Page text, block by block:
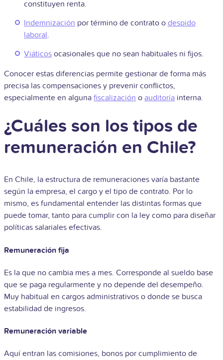
constituyen renta.
Indemnización por término de contrato o despido
laboral.
Viáticos ocasionales que no sean habituales ni fijos.
Conocer estas diferencias permite gestionar de forma más
precisa las compensaciones y prevenir conflictos,
especialmente en alguna fiscalización o auditoría interna.
¿Cuáles son los tipos de
remuneración en Chile?
En Chile, la estructura de remuneraciones varía bastante
según la empresa, el cargo y el tipo de contrato. Por lo
mismo, es fundamental entender las distintas formas que
puede tomar, tanto para cumplir con la ley como para diseñar
políticas salariales efectivas.
Remuneración fija
Es la que no cambia mes a mes. Corresponde al sueldo base
que se paga regularmente y no depende del desempeño.
Muy habitual en cargos administrativos o donde se busca
estabilidad de ingresos.
Remuneración variable
Aquí entran las comisiones, bonos por cumplimiento de